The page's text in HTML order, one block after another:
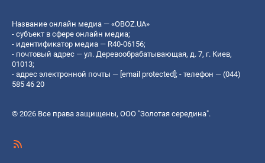
Название онлайн медиа — «OBOZ.UA»
- субъект в сфере онлайн медиа;
- идентификатор медиа — R40-06156;
- почтовый адрес — ул. Деревообрабатывающая, д. 7, г. Киев,
01013;
- адрес электронной почты — [email protected] ; - телефон — (044)
585 46 20
© 2026 Все права защищены, ООО "Золотая середина".